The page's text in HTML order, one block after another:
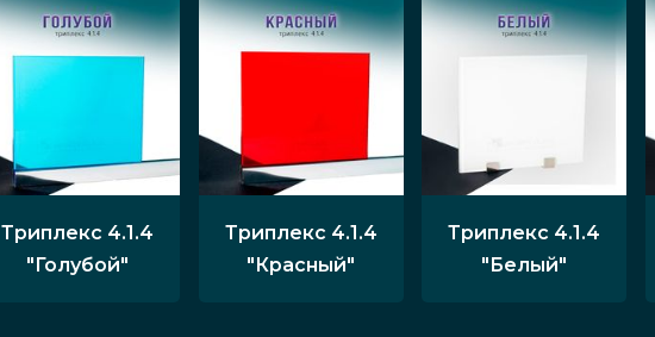
Триплекс 4.1.4
"Голубой"
Триплекс 4.1.4
"Красный"
Триплекс 4.1.4
"Белый"